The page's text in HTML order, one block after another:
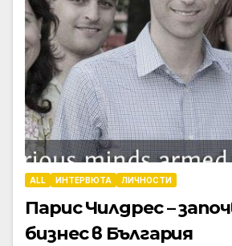
ALL ИНТЕРВЮТА ЛИЧНОСТИ
Парис Чилдрес –
бизнес в България